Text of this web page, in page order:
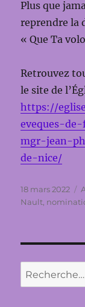
Plus que
reprendre la
« Que Ta
Retrouvez
le site de
https://
eveques-
mgr-jean-
de-nice/
Publié
le
18 mars 2022
Nault,
Recherche
pour :